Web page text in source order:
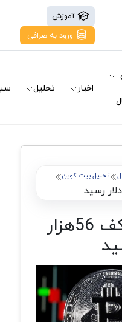
آموزش
ورود به صرافی
اخبار تحلیل
تحلیل بیت کوین
بیت کوین به کف 56‌هزار